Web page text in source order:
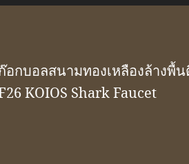
อกบอลสนามทองเหลืองล้างพื้
KOIOS Shark Faucet